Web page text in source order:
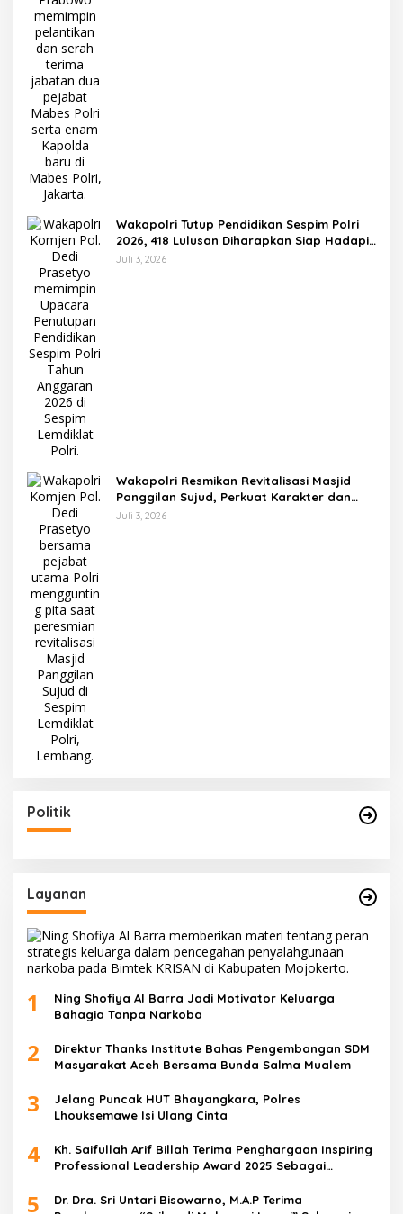
Wakapolri Tutup Pendidikan Sespim Polri
2026, 418 Lulusan Diharapkan Siap Hadapi
Tantangan Era Digital
Juli 3, 2026
Wakapolri Resmikan Revitalisasi Masjid
Panggilan Sujud, Perkuat Karakter dan
Kepemimpinan Polri
Juli 3, 2026
Politik
Layanan
1
Ning Shofiya Al Barra Jadi Motivator Keluarga
Bahagia Tanpa Narkoba
2
Direktur Thanks Institute Bahas Pengembangan SDM
Masyarakat Aceh Bersama Bunda Salma Mualem
3
Jelang Puncak HUT Bhayangkara, Polres
Lhouksemawe Isi Ulang Cinta
4
Kh. Saifullah Arif Billah Terima Penghargaan Inspiring
Professional Leadership Award 2025 Sebagai
5
Dr. Dra. Sri Untari Bisowarno, M.A.P Terima